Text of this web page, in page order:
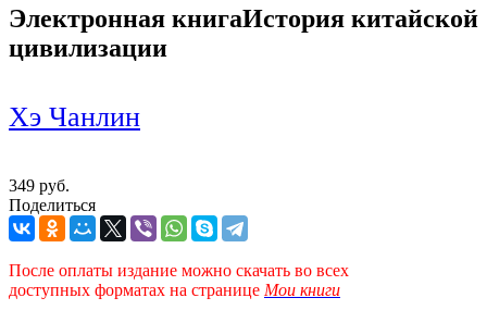
Электронная книгаИстория китайской
цивилизации
Хэ Чанлин
349 руб.
Поделиться
После оплаты издание можно скачать во всех
доступных форматах на странице Мои книги